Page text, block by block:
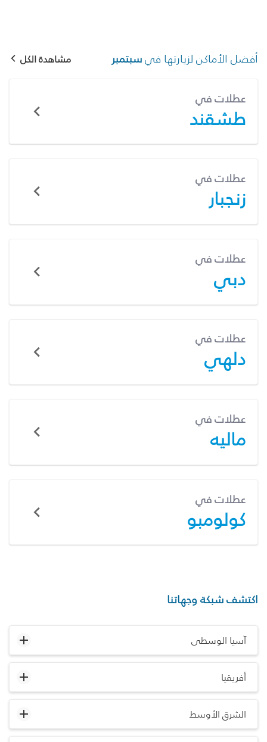
أفضل الأماكن لزيارتها فيسبتمبر مشاهدة الكل
عطلات في
طشقند
عطلات في
زنجبار
عطلات في
دبي
عطلات في
دلهي
عطلات في
ماليه
عطلات في
كولومبو
اكتشف شبكة وجهاتنا
آسيا الوسطى
أفريقيا
الشرق الأوسط